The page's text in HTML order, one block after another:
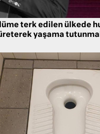
terk edilen ülkede
yaşama